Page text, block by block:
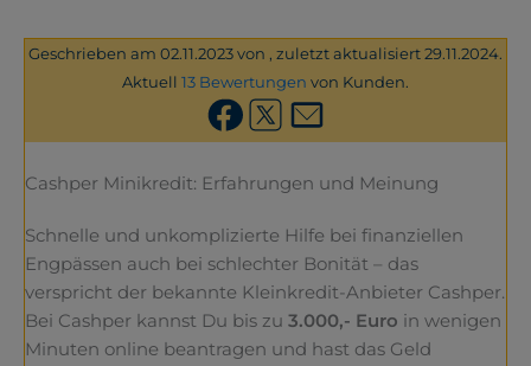
Geschrieben am 02.11.2023 von , zuletzt aktualisiert 29.11.2024.
Aktuell 13 Bewertungen von Kunden.
Cashper Minikredit: Erfahrungen und Meinung
Schnelle und unkomplizierte Hilfe bei finanziellen
Engpässen auch bei schlechter Bonität – das
verspricht der bekannte Kleinkredit-Anbieter Cashper.
Bei Cashper kannst Du bis zu 3.000,- Euro in wenigen
Minuten online beantragen und hast das Geld